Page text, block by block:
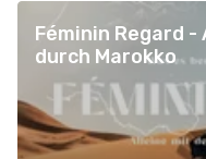
Féminin Regard
durch Marokko